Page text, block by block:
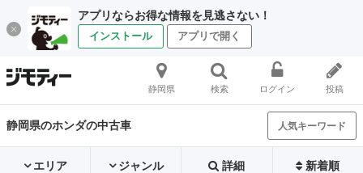
アプリならお得な情報を見逃さない！
インストール アプリで開く
静岡県 検索 ログイン 投稿
静岡県のホンダの中古車 人気キーワード
エリア ジャンル 詳細 新着順